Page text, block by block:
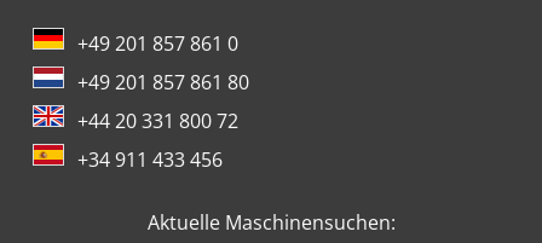
+49 201 857 861 0
+49 201 857 861 80
+44 20 331 800 72
+34 911 433 456
Aktuelle Maschinensuchen: